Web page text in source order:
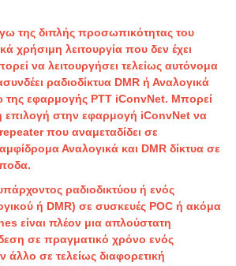
της διπλής προσωπικότητας του
χρήσιμη λειτουργία που δεν έχει
να λειτουργήσει τελείως αυτόνομα
ραδιοδίκτυα DMR ή Αναλογικά
της εφαρμογής PTT iConvNet. Μπορεί
επιλογή στην εφαρμογή iConvNet να
που αναμεταδίδει σε
Αναλογικά και DMR δίκτυα σε
ραδιοδικτύου ή ενός
ή DMR) σε συσκευές POC ή ακόμα
είναι πλέον μια απλούστατη
σε πραγματικό χρόνο ενός
σε τελείως διαφορετική